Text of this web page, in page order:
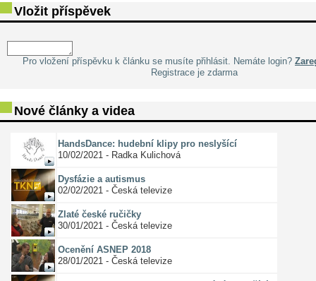
Vložit příspěvek
Pro vložení příspěvku k článku se musíte přihlásit. Nemáte login?
Registrace je zdarma
Nové články a videa
HandsDance: hudební klipy pro neslyšící
10/02/2021 - Radka Kulichová
Dysfázie a autismus
02/02/2021 - Česká televize
Zlaté české ručičky
30/01/2021 - Česká televize
Ocenění ASNEP 2018
28/01/2021 - Česká televize